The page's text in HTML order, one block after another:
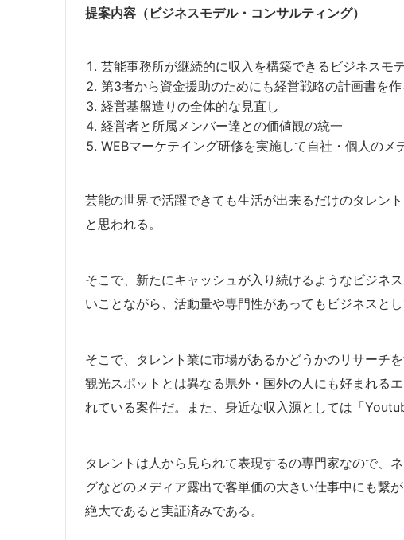
提案内容（ビジネスモデル・コンサルティング）
芸能事務所が継続的に収入を構築できるビジネスモ
第3者から資金援助のためにも経営戦略の計画書を作
経営基盤造りの全体的な見直し
経営者と所属メンバー達との価値観の統一
WEBマーケテイング研修を実施して自社・個人のメ
芸能の世界で活躍できても生活が出来るだけのタレン
と思われる。
そこで、新たにキャッシュが入り続けるようなビジネ
いことながら、活動量や専門性があってもビジネスとし
そこで、タレント業に市場があるかどうかのリサーチ
観光スポットとは異なる県外・国外の人にも好まれる
れている案件だ。また、身近な収入源としては「
タレントは人から見られて表現するの専門家なので、
グなどのメディア露出で客単価の大きい仕事中にも繋
絶大であると実証済みである。